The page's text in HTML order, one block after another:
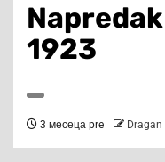
1923
3 месеца pre